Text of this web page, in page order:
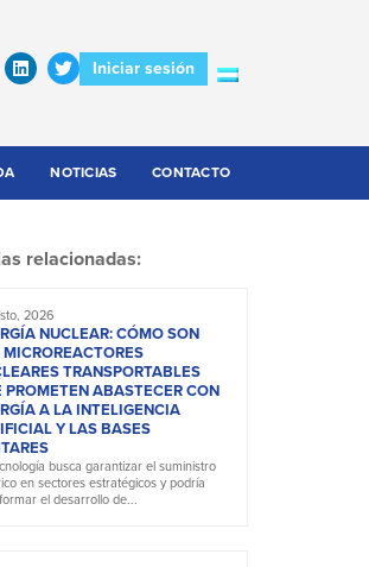
Iniciar sesión
NOTICIAS CONTACTO
relacionadas:
2026
NUCLEAR: CÓMO SON
TRANSPORTABLES
PROMETEN ABASTECER CON
A LA INTELIGENCIA
Y LAS BASES
busca garantizar el suministro
en sectores estratégicos y podría
el desarrollo de...